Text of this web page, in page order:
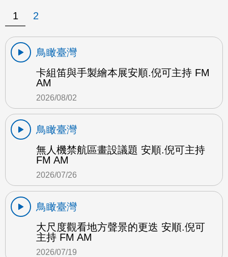
1 2
鳥瞰臺灣
卡組笛與手製繪本展安順.倪可主持 FM
AM
2026/08/02
鳥瞰臺灣
無人機禁航區畫設議題 安順.倪可主持
FM AM
2026/07/26
鳥瞰臺灣
大尺度觀看地方聲景的更迭 安順.倪可
主持 FM AM
2026/07/19